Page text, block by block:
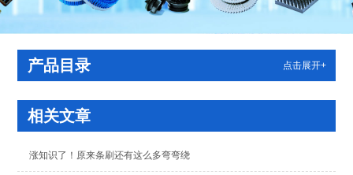
产品目录 点击展开+
相关文章
涨知识了！原来条刷还有这么多弯弯绕